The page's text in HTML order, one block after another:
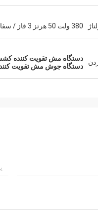
380 ولت 50 هرتز 3 فاز / سفارشی
دستگاه مش تقویت کننده
دستگاه جوش مش تقویت